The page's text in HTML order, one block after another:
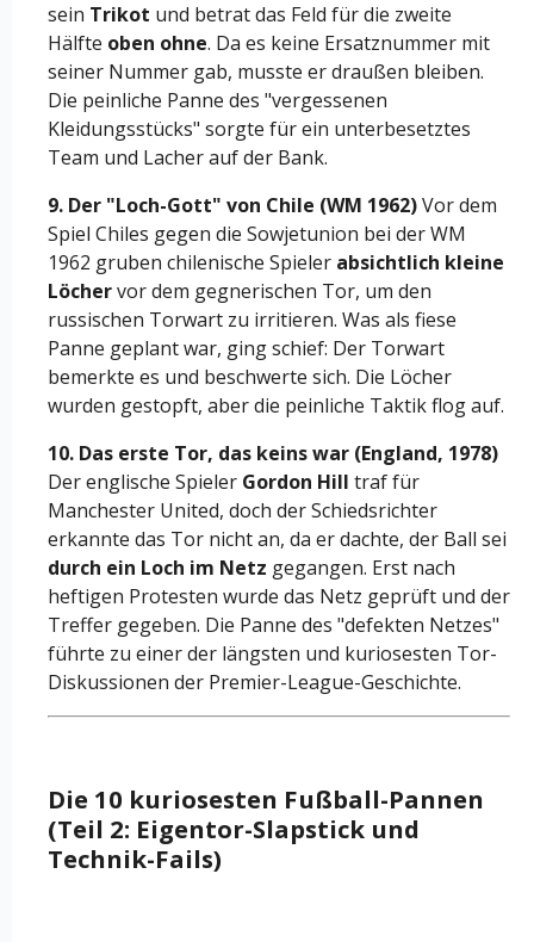
sein Trikot und betrat das Feld für die zweite
Hälfte oben ohne. Da es keine Ersatznummer mit
seiner Nummer gab, musste er draußen bleiben.
Die peinliche Panne des "vergessenen
Kleidungsstücks" sorgte für ein unterbesetztes
Team und Lacher auf der Bank.
9. Der "Loch-Gott" von Chile (WM 1962)Vor dem
Spiel Chiles gegen die Sowjetunion bei der WM
1962 gruben chilenische Spieler absichtlich kleine
Löchervor dem gegnerischen Tor, um den
russischen Torwart zu irritieren. Was als fiese
Panne geplant war, ging schief: Der Torwart
bemerkte es und beschwerte sich. Die Löcher
wurden gestopft, aber die peinliche Taktik flog auf.
10. Das erste Tor, das keins war (England, 1978)
Der englische Spieler Gordon Hill traf für
Manchester United, doch der Schiedsrichter
erkannte das Tor nicht an, da er dachte, der Ball sei
durch ein Loch im Netz gegangen. Erst nach
heftigen Protesten wurde das Netz geprüft und der
Treffer gegeben. Die Panne des "defekten Netzes"
führte zu einer der längsten und kuriosesten Tor-
Diskussionen der Premier-League-Geschichte.
Die 10 kuriosesten Fußball-Pannen
(Teil 2: Eigentor-Slapstick und
Technik-Fails)